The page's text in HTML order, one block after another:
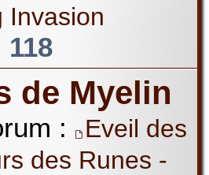
Invasion
118
de Myelin
:
Eveil des
des Runes -